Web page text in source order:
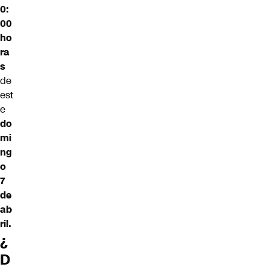
0:
00
ho
ra
s
de
est
e
do
mi
ng
o
7
de
ab
ril.
¿
D